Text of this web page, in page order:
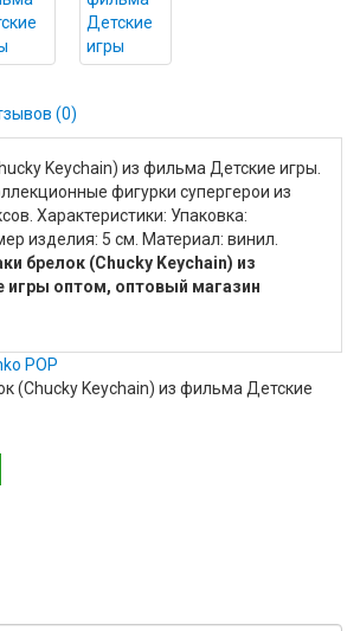
(0)
Keychain) из фильма Детские игры.
фигурки супергерои из
Характеристики: Упаковка:
изделия: 5 см. Материал: винил.
брелок (Chucky Keychain) из
игры оптом, оптовый магазин
POP
(Chucky Keychain) из фильма Детские